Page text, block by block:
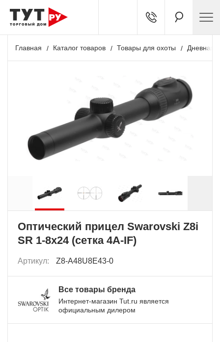
Главная Каталог товаров Товары для охоты Дневная
Оптический прицел Swarovski Z8i
SR 1-8x24 (сетка 4A-IF)
Артикул: Z8-A48U8E43-0
Все товары бренда
Интернет-магазин Tut.ru является
официальным дилером